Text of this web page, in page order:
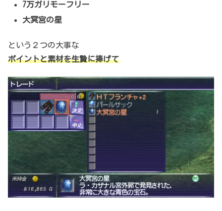
7万ガリモーフリー
大冥宮の星
という２つの大事な
ポイントと素材を生贄に捧げて